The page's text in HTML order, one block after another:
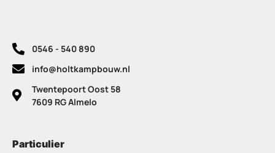
0546 - 540 890
info@holtkampbouw.nl
Twentepoort Oost 58
7609 RG Almelo
Particulier